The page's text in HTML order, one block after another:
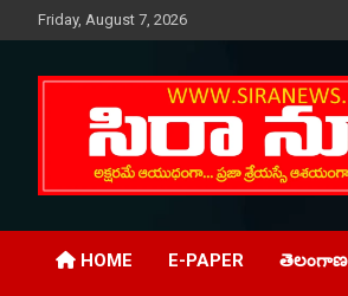
to
Friday, August 7, 2026
SIRA NEWS
HOME E-PAPER తెలంగాణ